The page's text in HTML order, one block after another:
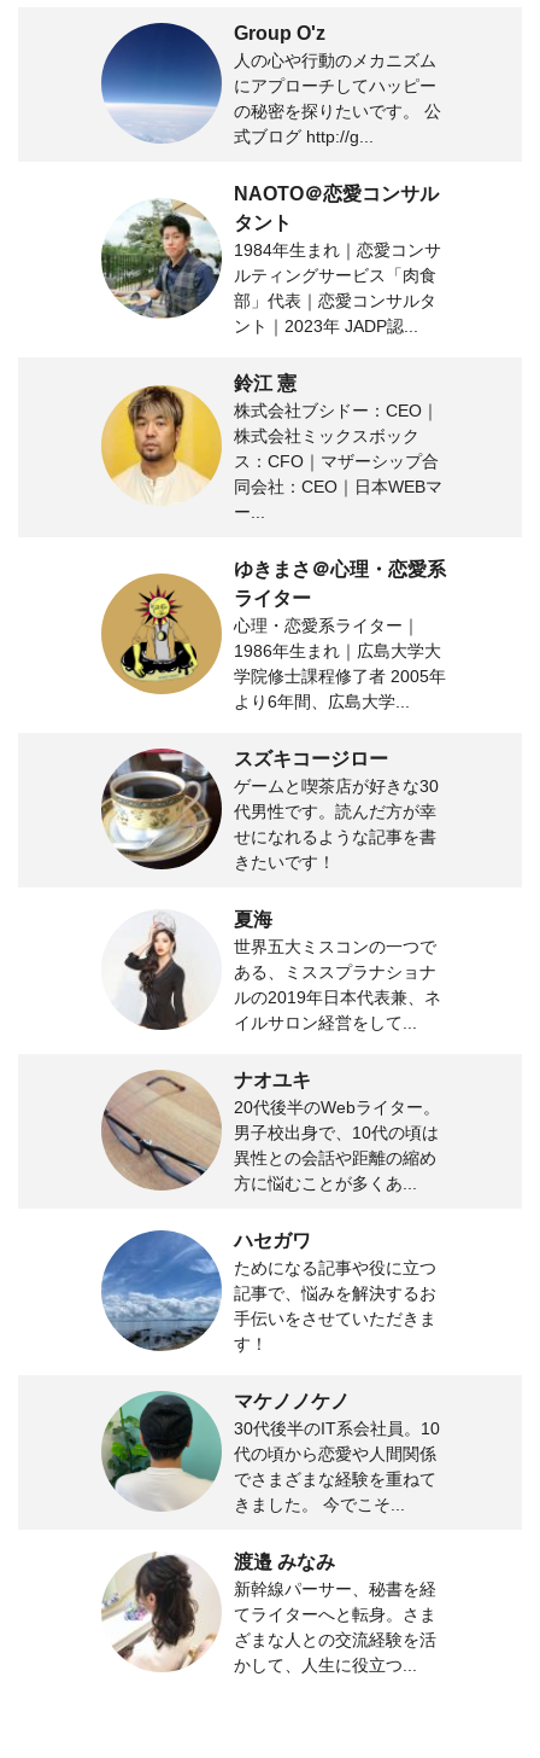
Group O'z
人の心や行動のメカニズム
にアプローチしてハッピー
の秘密を探りたいです。 公
式ブログ http://g...
NAOTO＠恋愛コンサル
タント
1984年生まれ｜恋愛コンサ
ルティングサービス「肉食
部」代表｜恋愛コンサルタ
ント｜2023年 JADP認...
鈴江 憲
株式会社ブシドー：CEO｜
株式会社ミックスボック
ス：CFO｜マザーシップ合
同会社：CEO｜日本WEBマ
ー...
ゆきまさ＠心理・恋愛系
ライター
心理・恋愛系ライター｜
1986年生まれ｜広島大学大
学院修士課程修了者 2005年
より6年間、広島大学...
スズキコージロー
ゲームと喫茶店が好きな30
代男性です。読んだ方が幸
せになれるような記事を書
きたいです！
夏海
世界五大ミスコンの一つで
ある、ミススプラナショナ
ルの2019年日本代表兼、ネ
イルサロン経営をして...
ナオユキ
20代後半のWebライター。
男子校出身で、10代の頃は
異性との会話や距離の縮め
方に悩むことが多くあ...
ハセガワ
ためになる記事や役に立つ
記事で、悩みを解決するお
手伝いをさせていただきま
す！
マケノノケノ
30代後半のIT系会社員。10
代の頃から恋愛や人間関係
でさまざまな経験を重ねて
きました。 今でこそ...
渡邉 みなみ
新幹線パーサー、秘書を経
てライターへと転身。さま
ざまな人との交流経験を活
かして、人生に役立つ...